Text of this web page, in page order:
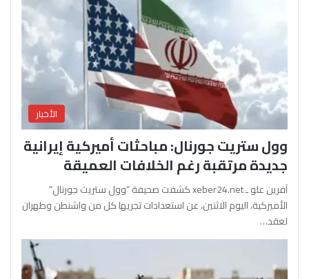
الأخبار
وول ستريت جورنال: مباحثات أميركية إيرانية
جديدة مرتقبة رغم الخلافات العميقة
آفرين علو ـ xeber24.net كشفت صحيفة “وول ستريت جورنال”
الأميركية، اليوم الاثنين، عن استعدادات تجريها كل من واشنطن وطهران
لعقد…